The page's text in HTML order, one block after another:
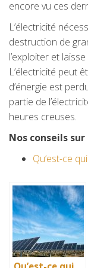
encore vu ces
L’électricité
destruction de
l’exploiter et
L’électricité peut
d’énergie est
partie de
heures creuses.
Nos conseils
Qu’est-ce